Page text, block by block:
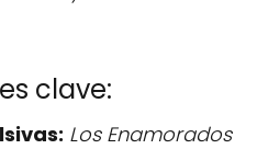
clave:
Los Enamorados